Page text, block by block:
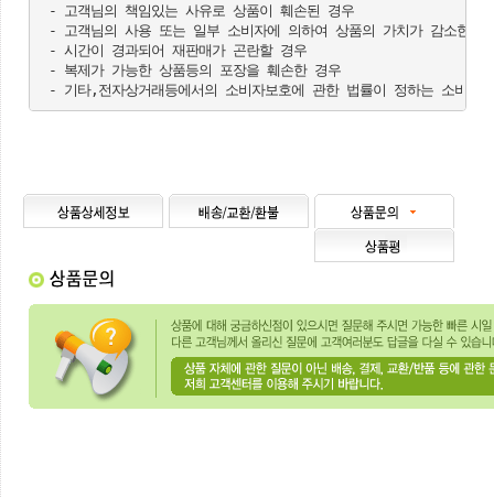
- 고객님의 책임있는 사유로 상품이 훼손된 경우
- 고객님의 사용 또는 일부 소비자에 의하여 상품의 가치가 감소한 경
- 시간이 경과되어 재판매가 곤란할 경우
- 복제가 가능한 상품등의 포장을 훼손한 경우